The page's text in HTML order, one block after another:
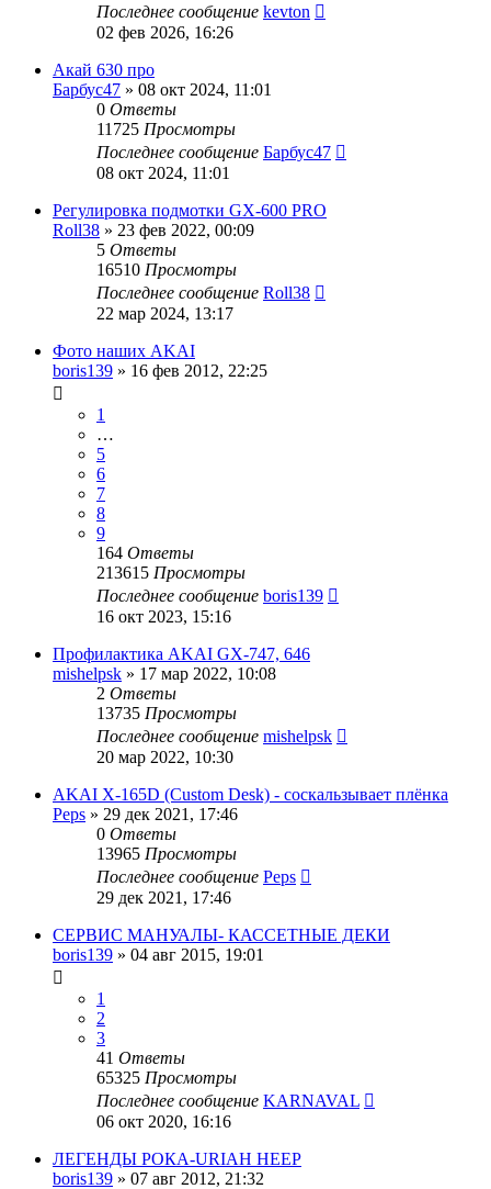
Последнее сообщение kevton
02 фев 2026, 16:26
Акай 630 про
Барбус47 » 08 окт 2024, 11:01
0 Ответы
11725 Просмотры
Последнее сообщение Барбус47
08 окт 2024, 11:01
Регулировка подмотки GX-600 PRO
Roll38 » 23 фев 2022, 00:09
5 Ответы
16510 Просмотры
Последнее сообщение Roll38
22 мар 2024, 13:17
Фото наших AKAI
boris139 » 16 фев 2012, 22:25
1
…
5
6
7
8
9
164 Ответы
213615 Просмотры
Последнее сообщение boris139
16 окт 2023, 15:16
Профилактика AKAI GX-747, 646
mishelpsk » 17 мар 2022, 10:08
2 Ответы
13735 Просмотры
Последнее сообщение mishelpsk
20 мар 2022, 10:30
AKAI X-165D (Custom Desk) - соскальзывает плёнка
Peps » 29 дек 2021, 17:46
0 Ответы
13965 Просмотры
Последнее сообщение Peps
29 дек 2021, 17:46
СЕРВИС МАНУАЛЫ- КАССЕТНЫЕ ДЕКИ
boris139 » 04 авг 2015, 19:01
1
2
3
41 Ответы
65325 Просмотры
Последнее сообщение KARNAVAL
06 окт 2020, 16:16
ЛЕГЕНДЫ РОКА-URIAH HEEP
boris139 » 07 авг 2012, 21:32